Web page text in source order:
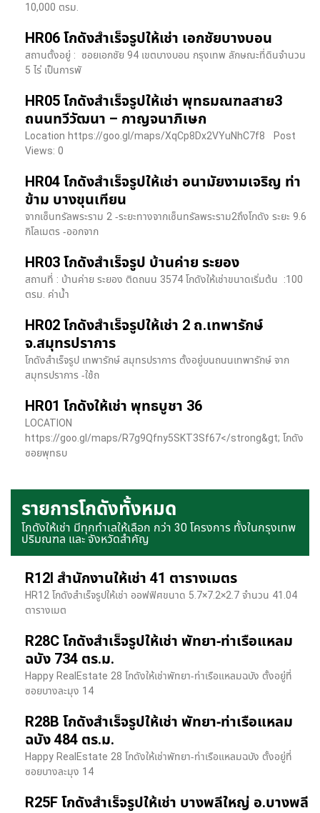
10,000 ตรม.
HR06 โกดังสำเร็จรูปให้เช่า เอกชัยบางบอน
สถานตั้งอยู่ : ซอยเอกชัย 94 เขตบางบอน กรุงเทพ ลักษณะที่ดินจำนวน
5 ไร่ เป็นการพั
HR05 โกดังสำเร็จรูปให้เช่า พุทธมณฑลสาย3
ถนนทวีวัฒนา – กาญจนาภิเษก
Location https://goo.gl/maps/XqCp8Dx2VYuNhC7f8 Post
Views: 0
HR04 โกดังสำเร็จรูปให้เช่า อนามัยงามเจริญ ท่า
ข้าม บางขุนเทียน
จากเซ็นทรัลพระราม 2 -ระยะทางจากเซ็นทรัลพระราม2ถึงโกดัง ระยะ 9.6
กิโลเมตร -ออกจาก
HR03 โกดังสำเร็จรูป บ้านค่าย ระยอง
สถานที่ : บ้านค่าย ระยอง ติดถนน 3574 โกดังให้เช่าขนาดเริ่มต้น :100
ตรม. ค่าน้ำ
HR02 โกดังสำเร็จรูปให้เช่า 2 ถ.เทพารักษ์
จ.สมุทรปราการ
โกดังสำเร็จรูป เทพารักษ์ สมุทรปราการ ตั้งอยู่บนถนนเทพารักษ์ จาก
สมุทรปราการ -ใช้ถ
HR01 โกดังให้เช่า พุทธบูชา 36
LOCATION
https://goo.gl/maps/R7g9Qfny5SKT3Sf67</strong&gt; โกดัง
ซอยพุทธบ
รายการโกดังทั้งหมด
โกดังให้เช่า มีทุกทำเลให้เลือก กว่า 30 โครงการ ทั้งในกรุงเทพ
ปริมณฑล และ จังหวัดสำคัญ
R12I สำนักงานให้เช่า 41 ตารางเมตร
HR12 โกดังสำเร็จรูปให้เช่า ออฟฟิศขนาด 5.7×7.2×2.7 จำนวน 41.04
ตารางเมต
R28C โกดังสำเร็จรูปให้เช่า พัทยา-ท่าเรือแหลม
ฉบัง 734 ตร.ม.
Happy RealEstate 28 โกดังให้เช่าพัทยา-ท่าเรือแหลมฉบัง ตั้งอยู่ที่
ซอยบางละมุง 14
R28B โกดังสำเร็จรูปให้เช่า พัทยา-ท่าเรือแหลม
ฉบัง 484 ตร.ม.
Happy RealEstate 28 โกดังให้เช่าพัทยา-ท่าเรือแหลมฉบัง ตั้งอยู่ที่
ซอยบางละมุง 14
R25F โกดังสำเร็จรูปให้เช่า บางพลีใหญ่ อ.บางพลี